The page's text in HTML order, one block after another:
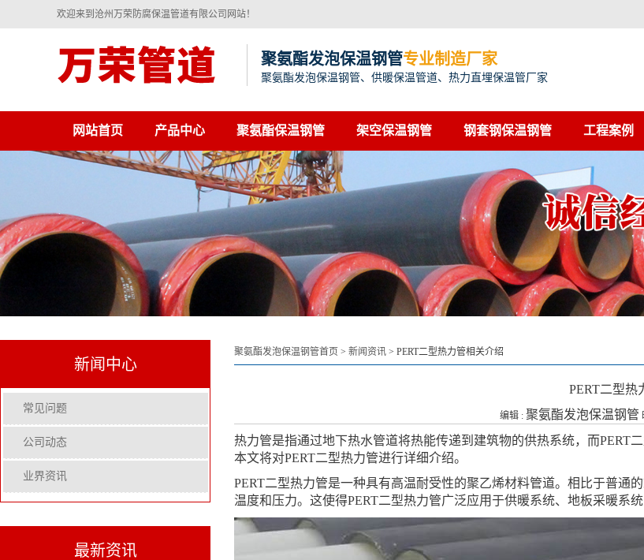
欢迎来到沧州万荣防腐保温管道有限公司网站！
聚氨酯发泡保温钢管专业制造厂家
聚氨酯发泡保温钢管、供暖保温管道、热力直埋保温管厂家
网站首页 产品中心 聚氨酯保温钢管 架空保温钢管 钢套钢保温钢管 工程案例
新闻中心
常见问题
公司动态
业界资讯
最新资讯
聚氨酯发泡保温钢管首页 > 新闻资讯 > PERT二型热力管相关介绍
PERT二型热
编辑 : 聚氨酯发泡保温钢管
热力管是指通过地下热水管道将热能传递到建筑物的供热系统，而PERT
本文将对PERT二型热力管进行详细介绍。
PERT二型热力管是一种具有高温耐受性的聚乙烯材料管道。相比于普通
温度和压力。这使得PERT二型热力管广泛应用于供暖系统、地板采暖系